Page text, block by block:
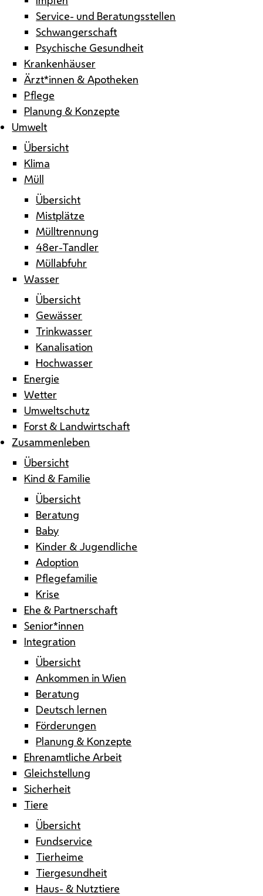
Service- und Beratungsstellen
Schwangerschaft
Psychische Gesundheit
Krankenhäuser
Ärzt*innen & Apotheken
Pflege
Planung & Konzepte
Umwelt
Übersicht
Klima
Müll
Übersicht
Mistplätze
Mülltrennung
48er-Tandler
Müllabfuhr
Wasser
Übersicht
Gewässer
Trinkwasser
Kanalisation
Hochwasser
Energie
Wetter
Umweltschutz
Forst & Landwirtschaft
Zusammenleben
Übersicht
Kind & Familie
Übersicht
Beratung
Baby
Kinder & Jugendliche
Adoption
Pflegefamilie
Krise
Ehe & Partnerschaft
Senior*innen
Integration
Übersicht
Ankommen in Wien
Beratung
Deutsch lernen
Förderungen
Planung & Konzepte
Ehrenamtliche Arbeit
Gleichstellung
Sicherheit
Tiere
Übersicht
Fundservice
Tierheime
Tiergesundheit
Haus- & Nutztiere